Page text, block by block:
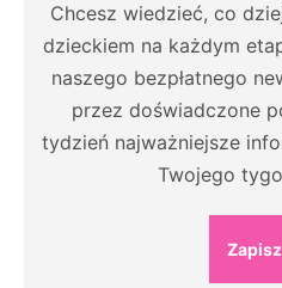
Chcesz wiedzieć, co
dzieckiem na każdym
naszego bezpłatnego
przez doświadczone
tydzień najważniejsze
Twojego